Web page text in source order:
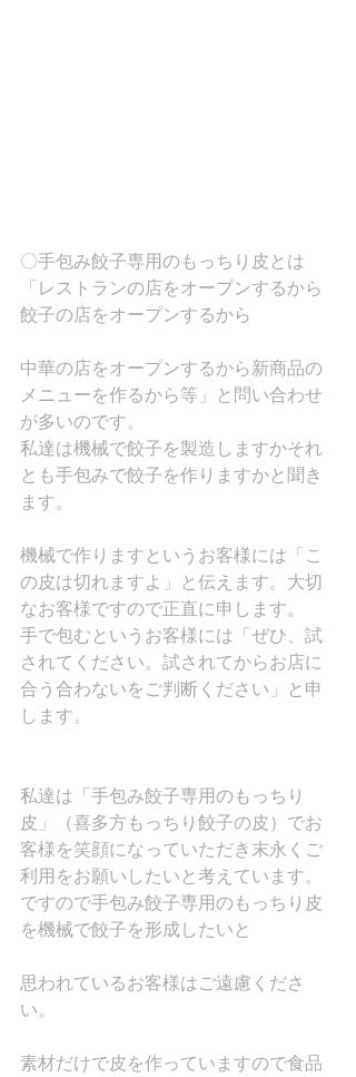
〇手包み餃子専用のもっちり皮とは
「レストランの店をオープンするから
餃子の店をオープンするから
中華の店をオープンするから新商品の
メニューを作るから等」と問い合わせ
が多いのです。
私達は機械で餃子を製造しますかそれ
とも手包みで餃子を作りますかと聞き
ます。
機械で作りますというお客様には「こ
の皮は切れますよ」と伝えます。大切
なお客様ですので正直に申します。
手で包むというお客様には「ぜひ、試
されてください。試されてからお店に
合う合わないをご判断ください」と申
します。
私達は「手包み餃子専用のもっちり
皮」（喜多方もっちり餃子の皮）でお
客様を笑顔になっていただき末永くご
利用をお願いしたいと考えています。
ですので手包み餃子専用のもっちり皮
を機械で餃子を形成したいと
思われているお客様はご遠慮くださ
い。
素材だけで皮を作っていますので食品